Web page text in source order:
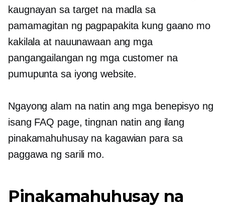
kaugnayan sa target na madla sa
pamamagitan ng pagpapakita kung gaano mo
kakilala at nauunawaan ang mga
pangangailangan ng mga customer na
pumupunta sa iyong website.
Ngayong alam na natin ang mga benepisyo ng
isang FAQ page, tingnan natin ang ilang
pinakamahuhusay na kagawian para sa
paggawa ng sarili mo.
Pinakamahuhusay na